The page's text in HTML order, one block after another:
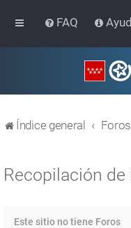
FAQ
Índice general
Recopilación
Este sitio no tiene Foros